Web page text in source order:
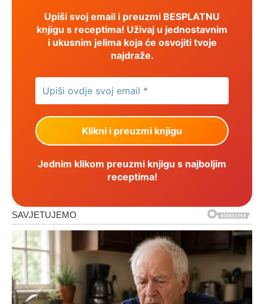
Upiši svoj email i preuzmi BESPLATNU
knjigu s receptima! Uživaj u jednostavnim
i ukusnim jelima koja će osvojiti tvoje
najdraže.
Jednim klikom preuzmi knjigu s najboljim
receptima!